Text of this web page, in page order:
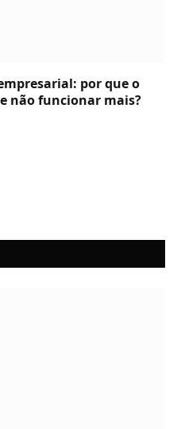
por que o
não funcionar mais?